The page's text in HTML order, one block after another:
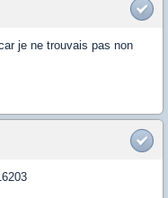
je ne trouvais pas non